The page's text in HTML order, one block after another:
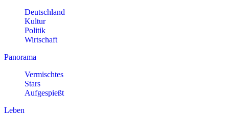
Deutschland
Kultur
Politik
Wirtschaft
Panorama
Vermischtes
Stars
Aufgespießt
Leben